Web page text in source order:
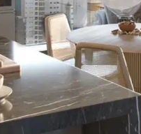
Perfil Verificado
Anunciar imóveis